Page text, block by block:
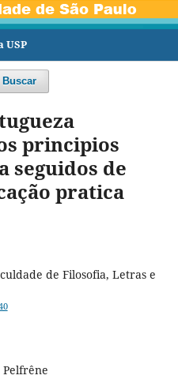
USP
Buscar
principios
seguidos de
pratica
de Filosofia, Letras e